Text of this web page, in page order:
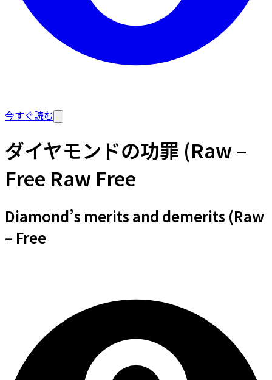
今すぐ読む
ダイヤモンドの功罪 (Raw –
Free Raw Free
Diamond’s merits and demerits (Raw
– Free